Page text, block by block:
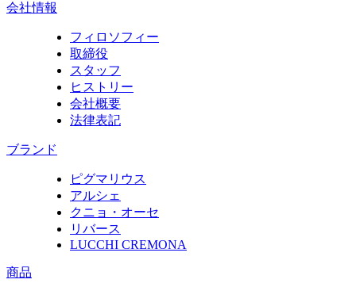
会社情報
フィロソフィー
取締役
スタッフ
ヒストリー
会社概要
法律表記
ブランド
ピグマリウス
アルシェ
クニョ・オーセ
リバース
LUCCHI CREMONA
商品